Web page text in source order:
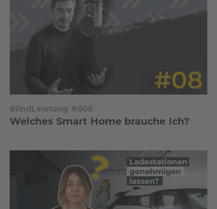
BlindLeistung #008
Welches Smart Home brauche Ich?